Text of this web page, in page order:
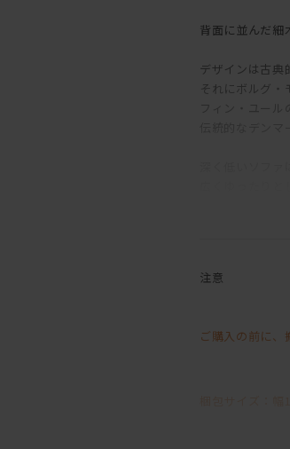
背面に並んだ細
デザインは古典
それにボルグ・
広くゆったり
ペーパーコード
どのカラーも木
注意
ご購入の前に、